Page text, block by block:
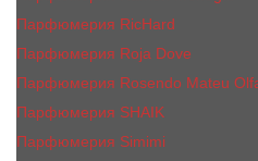
Парфюмерия RicHard
Парфюмерия Roja Dove
Парфюмерия Rosendo Mateu
Парфюмерия SHAIK
Парфюмерия Simimi